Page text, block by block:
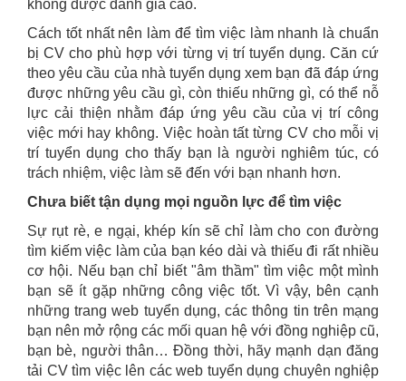
không được đánh giá cao.
Cách tốt nhất nên làm để tìm việc làm nhanh là chuẩn
bị CV cho phù hợp với từng vị trí tuyển dụng. Căn cứ
theo yêu cầu của nhà tuyển dụng xem bạn đã đáp ứng
được những yêu cầu gì, còn thiếu những gì, có thể nỗ
lực cải thiện nhằm đáp ứng yêu cầu của vị trí công
việc mới hay không. Việc hoàn tất từng CV cho mỗi vị
trí tuyển dụng cho thấy bạn là người nghiêm túc, có
trách nhiệm, việc làm sẽ đến với bạn nhanh hơn.
Chưa biết tận dụng mọi nguồn lực để tìm việc
Sự rụt rè, e ngại, khép kín sẽ chỉ làm cho con đường
tìm kiếm việc làm của bạn kéo dài và thiếu đi rất nhiều
cơ hội. Nếu bạn chỉ biết "âm thầm" tìm việc một mình
bạn sẽ ít gặp những công việc tốt. Vì vậy, bên cạnh
những trang web tuyển dụng, các thông tin trên mạng
bạn nên mở rộng các mối quan hệ với đồng nghiệp cũ,
bạn bè, người thân… Đồng thời, hãy mạnh dạn đăng
tải CV tìm việc lên các web tuyển dụng chuyên nghiệp